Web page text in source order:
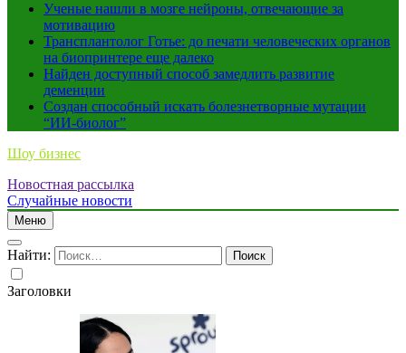
Ученые нашли в мозге нейроны, отвечающие за
мотивацию
Трансплантолог Готье: до печати человеческих органов
на биопринтере еще далеко
Найден доступный способ замедлить развитие
деменции
Создан способный искать болезнетворные мутации
“ИИ-биолог”
Шоу бизнес
Новостная рассылка
Случайные новости
Меню
Найти:
Заголовки